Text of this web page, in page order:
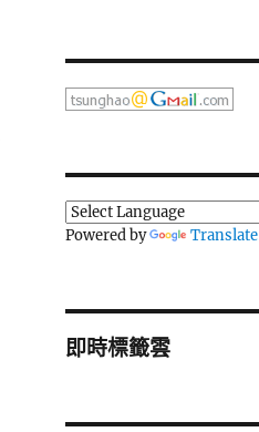
Powered by Translate
即時標籤雲